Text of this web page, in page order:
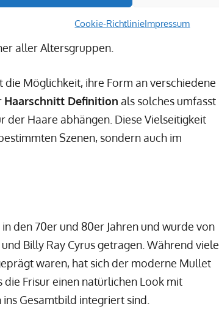
Cookie-RichtlinieImpressum
Die moderne Interpretation des
hat sich als ausgesprochen vielseitig
aller Altersgruppen.
Möglichkeit, ihre Form an verschiedene
Haarschnitt Definition als solches umfasst
Haare abhängen. Diese Vielseitigkeit
Szenen, sondern auch im
den 70er und 80er Jahren und wurde von
Billy Ray Cyrus getragen. Während viele
waren, hat sich der moderne Mullet
Frisur einen natürlichen Look mit
Gesamtbild integriert sind.